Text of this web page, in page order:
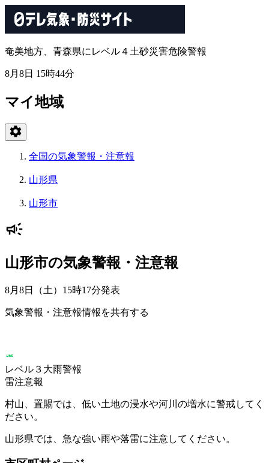
奄美地方、青森県にレベル４土砂災害危険警報
8月8日 15時44分
マイ地域
全国の気象警報・注意報
山形県
山形市
山形市の気象警報・注意報
8月8日（土）15時17分発表
気象警報・注意報情報を共有する
レベル３大雨警報
雷注意報
村山、置賜では、低い土地の浸水や河川の増水に警戒してく
ださい。
山形県では、急な強い雨や落雷に注意してください。